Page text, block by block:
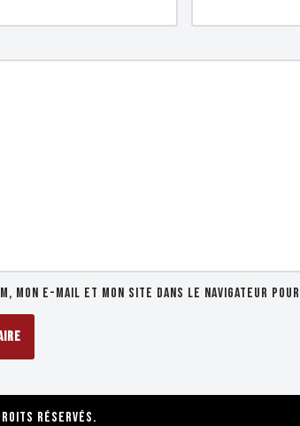
mon e-mail et mon site dans le navigateur
droits réservés.